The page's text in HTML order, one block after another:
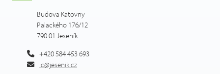
Budova Katovny
Palackého 176/12
790 01 Jeseník
+420 584 453 693
ic@jesenik.cz